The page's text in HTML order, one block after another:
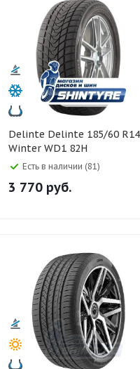
Delinte Delinte 185/60 R14
Winter WD1 82H
Есть в наличии (81)
3 770 руб.